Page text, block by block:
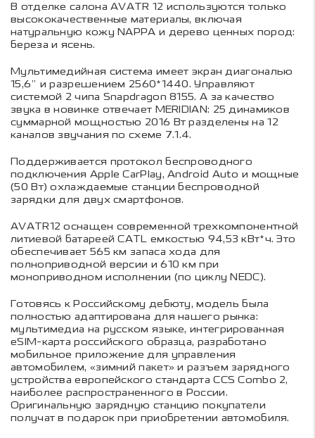
В отделке салона AVATR 12 используются только
высококачественные материалы, включая
натуральную кожу NAPPA и дерево ценных пород:
береза и ясень.
Мультимедийная система имеет экран диагональю
15,6” и разрешением 2560*1440. Управляют
системой 2 чипа Snapdragon 8155. А за качество
звука в новинке отвечает MERIDIAN: 25 динамиков
суммарной мощностью 2016 Вт разделены на 12
каналов звучания по схеме 7.1.4.
Поддерживается протокол беспроводного
подключения Apple CarPlay, Android Auto и мощные
(50 Вт) охлаждаемые станции беспроводной
зарядки для двух смартфонов.
AVATR12 оснащен современной трехкомпонентной
литиевой батареей CATL емкостью 94,53 кВт*ч. Это
обеспечивает 565 км запаса хода для
полноприводной версии и 610 км при
моноприводном исполнении (по циклу NEDC).
Готовясь к Российскому дебюту, модель была
полностью адаптирована для нашего рынка:
мультимедиа на русском языке, интегрированная
еSIM-карта российского образца, разработано
мобильное приложение для управления
автомобилем, «зимний пакет» и разъем зарядного
устройства европейского стандарта CCS Combo 2,
наиболее распространенного в России.
Оригинальную зарядную станцию покупатели
получат в подарок при приобретении автомобиля.